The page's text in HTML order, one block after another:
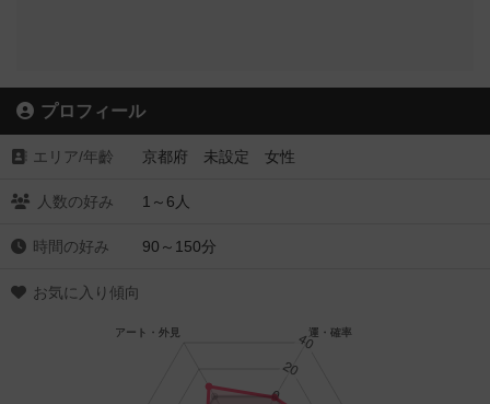
プロフィール
エリア/年齡 京都府 未設定 女性
人数の好み 1～6人
時間の好み 90～150分
お気に入り傾向